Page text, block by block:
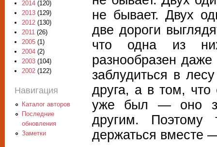
не бывает. Двух
две дороги
что одна из
разнообразен даже
заблудиться в
друга, а в том,
уже был — оно за
другим. Поэтому
держаться вместе
2014 (120)
2013 (129)
2012 (130)
2011 (26)
2005 (1)
2004 (2)
2003 (104)
2002 (122)
Навигация
Каталог авторов
Последние
обновления
Заметки